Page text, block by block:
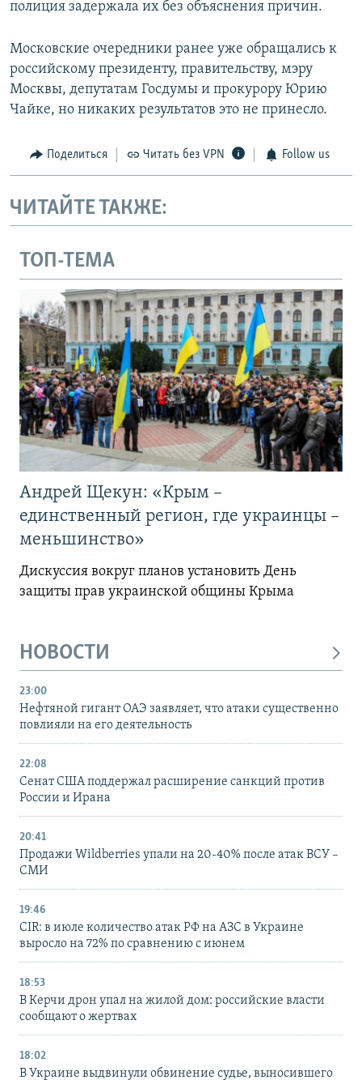
полиция задержала их без объяснения причин.
Московские очередники ранее уже обращались к
российскому президенту, правительству, мэру
Москвы, депутатам Госдумы и прокурору Юрию
Чайке, но никаких результатов это не принесло.
Поделиться Читать без VPN Follow us
ЧИТАЙТЕ ТАКЖЕ:
ТОП-ТЕМА
Андрей Щекун: «Крым –
единственный регион, где украинцы –
меньшинство»
Дискуссия вокруг планов установить День
защиты прав украинской общины Крыма
НОВОСТИ
23:00
Нефтяной гигант ОАЭ заявляет, что атаки существенно
повлияли на его деятельность
22:08
Сенат США поддержал расширение санкций против
России и Ирана
20:41
Продажи Wildberries упали на 20-40% после атак ВСУ –
СМИ
19:46
CIR: в июле количество атак РФ на АЗС в Украине
выросло на 72% по сравнению с июнем
18:53
В Керчи дрон упал на жилой дом: российские власти
сообщают о жертвах
18:02
В Украине выдвинули обвинение судье, выносившего